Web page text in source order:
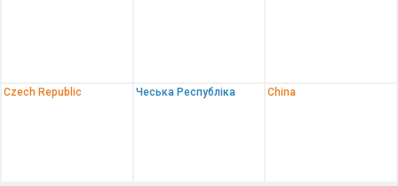
Czech Republic Чеська Республіка China